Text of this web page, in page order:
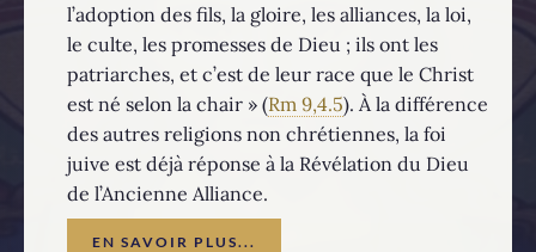
l’adoption des fils, la gloire, les alliances, la loi,
le culte, les promesses de Dieu ; ils ont les
patriarches, et c’est de leur race que le Christ
est né selon la chair » (Rm 9,4.5). À la différence
des autres religions non chrétiennes, la foi
juive est déjà réponse à la Révélation du Dieu
de l’Ancienne Alliance.
EN SAVOIR PLUS...